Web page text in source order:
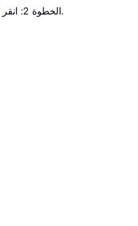
الخطوة 2: انقر على.